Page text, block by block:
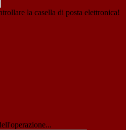
la casella di posta elettronica!